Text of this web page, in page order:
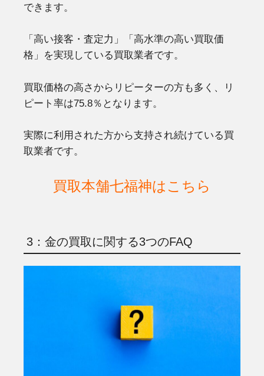
できます。
「高い接客・査定力」「高水準の高い買取価
格」を実現している買取業者です。
買取価格の高さからリピーターの方も多く、リ
ピート率は75.8％となります。
実際に利用された方から支持され続けている買
取業者です。
買取本舗七福神はこちら
3：金の買取に関する3つのFAQ